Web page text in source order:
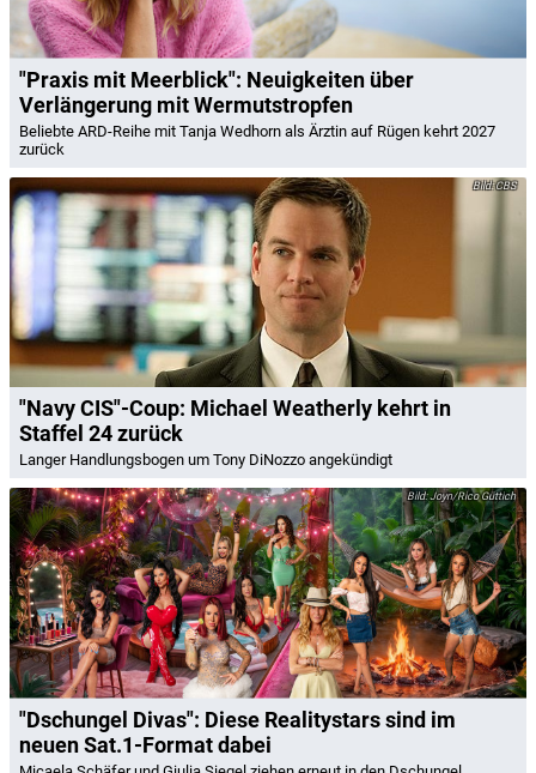
"Praxis mit Meerblick": Neuigkeiten über
Verlängerung mit Wermutstropfen
Beliebte ARD-Reihe mit Tanja Wedhorn als Ärztin auf Rügen kehrt 2027
zurück
CBS
"Navy CIS"-Coup: Michael Weatherly kehrt in
Staffel 24 zurück
Langer Handlungsbogen um Tony DiNozzo angekündigt
Joyn/Rico Güttich
"Dschungel Divas": Diese Realitystars sind im
neuen Sat.1-Format dabei